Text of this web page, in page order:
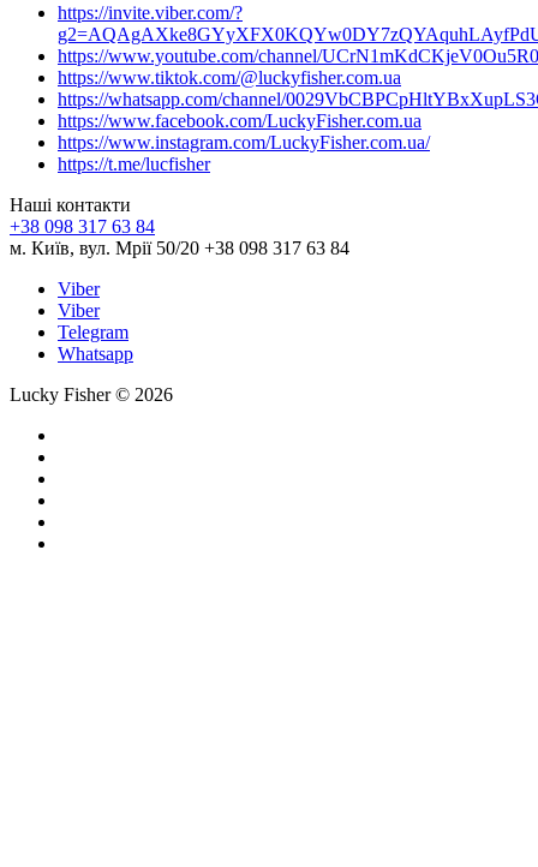
https://invite.viber.com/?
https://www.youtube.com/channel/
https://www.tiktok.com/@luckyfisher.com.ua
https://whatsapp.com/channel/
https://www.facebook.com/LuckyFisher.com.ua
https://www.instagram.com/LuckyFisher.com.ua/
https://t.me/lucfisher
Наші контакти
+38 098 317 63 84
м. Київ, вул. Мрії 50/20 +38 098 317 63 84
Viber
Viber
Telegram
Whatsapp
Lucky Fisher © 2026